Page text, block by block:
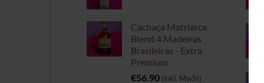
Cachaça Matriarca
Blend 4 Madeiras
Brasileiras - Extra
Premium
€56.90 (inkl. MwSt)